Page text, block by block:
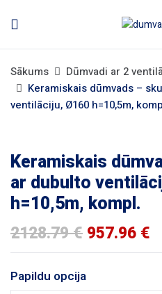
Sākums Dūmvadi ar 2
Keramiskais dūmvads –
ventilāciju, Ø160 h=10,5m,
Keramiskais
ar dubulto
h=10,5m, kompl.
2128.79€ 957.96 €
Papildu opcija